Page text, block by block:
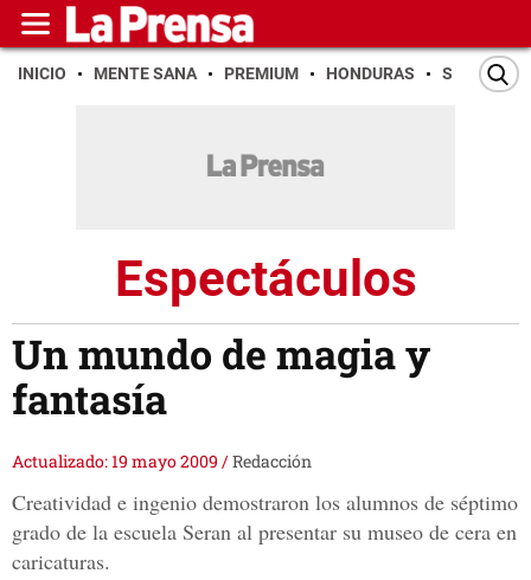
INICIO MENTE SANA PREMIUM HONDURAS SAN PEDRO
Espectáculos
Un mundo de magia y
fantasía
Actualizado: 19 mayo 2009 /Redacción
Creatividad e ingenio demostraron los alumnos de séptimo
grado de la escuela Seran al presentar su museo de cera en
caricaturas.